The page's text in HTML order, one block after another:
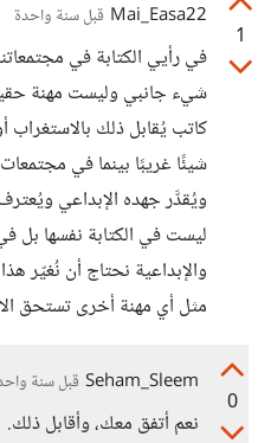
1
Mai_Easa22 قبل سنة واحدة
في رأيي الكتابة في
شيء جانبي وليست مهنة
كاتب يُقابل ذلك
شيئًا غريبًا بينما في
ويُقدَّر جهده الإبداعي
ليست في الكتابة نفسها بل
والإبداعية نحتاج أن نُغيّر
مثل أي مهنة أخرى تستحق
0
Seham_Sleem قبل سنة
نعم أتفق معك، وأقابل ذلك.